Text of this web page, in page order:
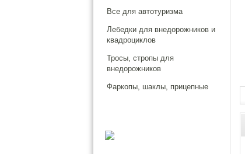
Все для автотуризма
Лебедки для внедорожников и
квадроциклов
Тросы, стропы для
внедорожников
Фаркопы, шаклы, прицепные